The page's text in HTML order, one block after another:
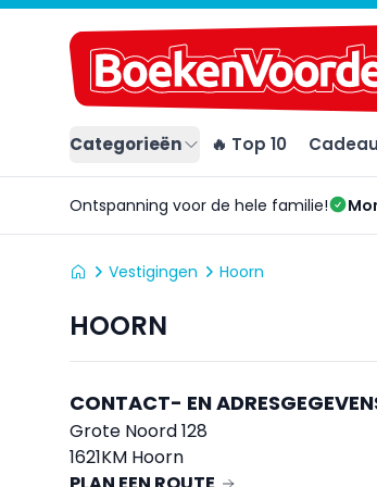
Categorieën 🔥 Top 10
Ontspanning voor de hele familie!
Vestigingen Hoorn
HOORN
CONTACT- EN
Grote Noord 128
1621KM Hoorn